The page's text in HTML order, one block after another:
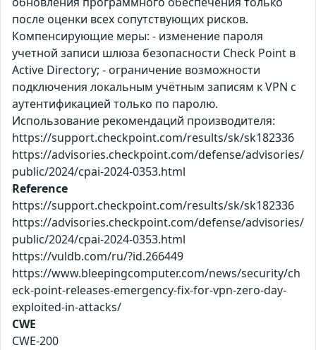
после оценки всех сопутствующих рисков.
Компенсирующие меры: - изменение пароля
учетной записи шлюза безопасности Check Point в
Active Directory; - ограничение возможности
подключения локальным учётным записям к VPN с
аутентификацией только по паролю.
Использование рекомендаций производителя:
https://support.checkpoint.com/results/sk/sk182336
https://advisories.checkpoint.com/defense/advisories/
public/2024/cpai-2024-0353.html
Reference
https://support.checkpoint.com/results/sk/sk182336
https://advisories.checkpoint.com/defense/advisories/
public/2024/cpai-2024-0353.html
https://vuldb.com/ru/?id.266449
https://www.bleepingcomputer.com/news/security/ch
eck-point-releases-emergency-fix-for-vpn-zero-day-
exploited-in-attacks/
CWE
CWE-200